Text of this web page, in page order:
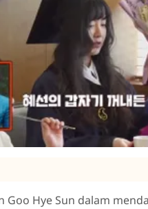
Goo Hye Sun dalam